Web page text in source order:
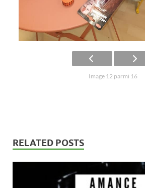
Image 12 parmi 16
RELATED POSTS